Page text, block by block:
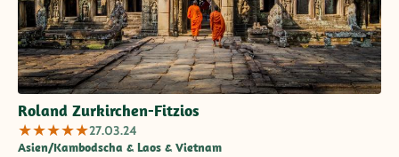
Roland Zurkirchen-Fitzios
★★★★★27.03.24
Asien/Kambodscha & Laos & Vietnam